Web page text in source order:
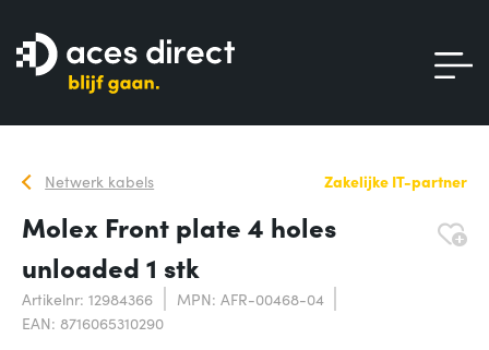
Netwerk kabels Zakelijke IT-partner
Molex Front plate 4 holes
unloaded 1 stk
Artikelnr: 12984366
MPN: AFR-00468-04
EAN: 8716065310290